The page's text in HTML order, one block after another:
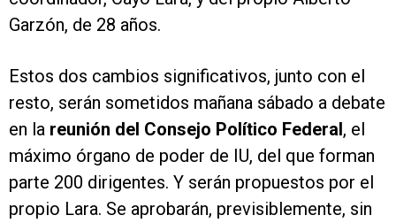
Garzón, de 28 años.
Estos dos cambios significativos, junto con el
resto, serán sometidos mañana sábado a debate
en la reunión del Consejo Político Federal, el
máximo órgano de poder de IU, del que forman
parte 200 dirigentes. Y serán propuestos por el
propio Lara. Se aprobarán, previsiblemente, sin